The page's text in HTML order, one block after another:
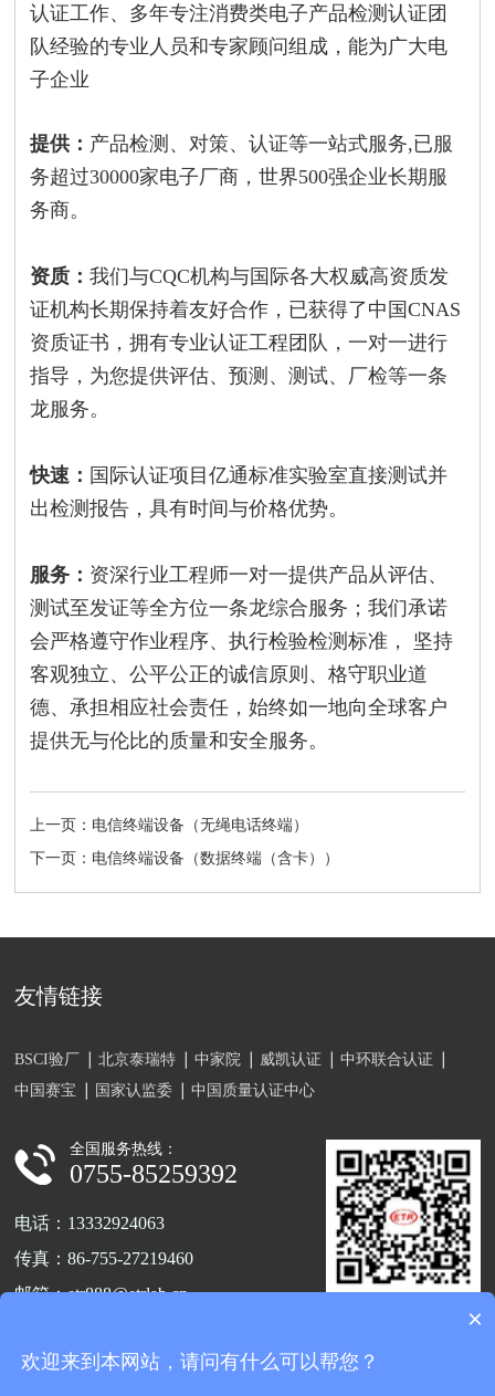
认证工作、多年专注消费类电子产品检测认证团
队经验的专业人员和专家顾问组成，能为广大电
子企业
提供： 产品检测、对策、认证等一站式服务,已服
务超过30000家电子厂商，世界500强企业长期服
务商。
资质：我们与CQC机构与国际各大权威高资质发
证机构长期保持着友好合作，已获得了中国CNAS
资质证书，拥有专业认证工程团队，一对一进行
指导，为您提供评估、预测、测试、厂检等一条
龙服务。
快速： 国际认证项目亿通标准实验室直接测试并
出检测报告，具有时间与价格优势。
服务： 资深行业工程师一对一提供产品从评估、
测试至发证等全方位一条龙综合服务；我们承诺
会严格遵守作业程序、执行检验检测标准， 坚持
客观独立、公平公正的诚信原则、格守职业道
德、承担相应社会责任，始终如一地向全球客户
提供无与伦比的质量和安全服务。
上一页：电信终端设备（无绳电话终端）
下一页：电信终端设备（数据终端（含卡））
友情链接
BSCI验厂 北京泰瑞特 中家院 威凯认证
中环联合认证
中国赛宝
国家认监委 中国质量认证中心
全国服务热线：
0755-85259392
电话：13332924063
传真：86-755-27219460
邮箱：etr888@etrlab.cn
新兴第三工业区A7栋102
×
欢迎来到本网站，请问有什么可以帮您？